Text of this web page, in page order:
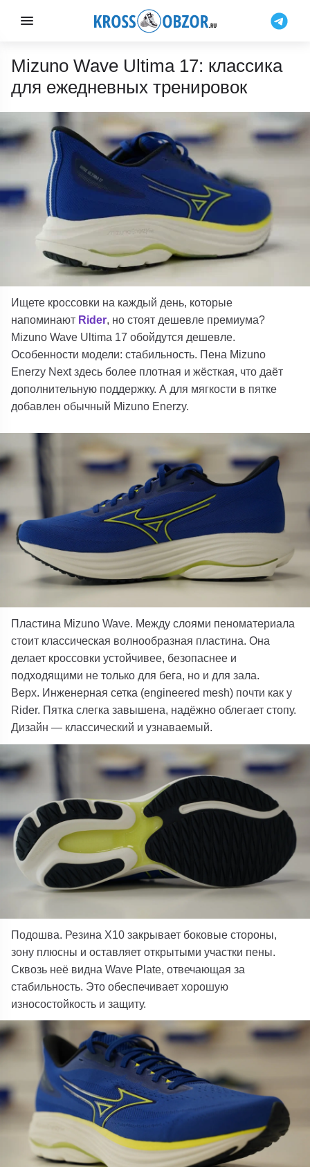
Mizuno Wave Ultima 17: классика
для ежедневных тренировок
Ищете кроссовки на каждый день, которые
напоминают Rider, но стоят дешевле премиума?
Mizuno Wave Ultima 17 обойдутся дешевле.
Особенности модели:стабильность. Пена Mizuno
Enerzy Next здесь более плотная и жёсткая, что даёт
дополнительную поддержку. А для мягкости в пятке
добавлен обычный Mizuno Enerzy.
Пластина Mizuno Wave. Между слоями пеноматериала
стоит классическая волнообразная пластина. Она
делает кроссовки устойчивее, безопаснее и
подходящими не только для бега, но и для зала.
Верх. Инженерная сетка (engineered mesh) почти как у
Rider. Пятка слегка завышена, надёжно облегает стопу.
Дизайн — классический и узнаваемый.
Подошва. Резина X10 закрывает боковые стороны,
зону плюсны и оставляет открытыми участки пены.
Сквозь неё видна Wave Plate, отвечающая за
стабильность. Это обеспечивает хорошую
износостойкость и защиту.